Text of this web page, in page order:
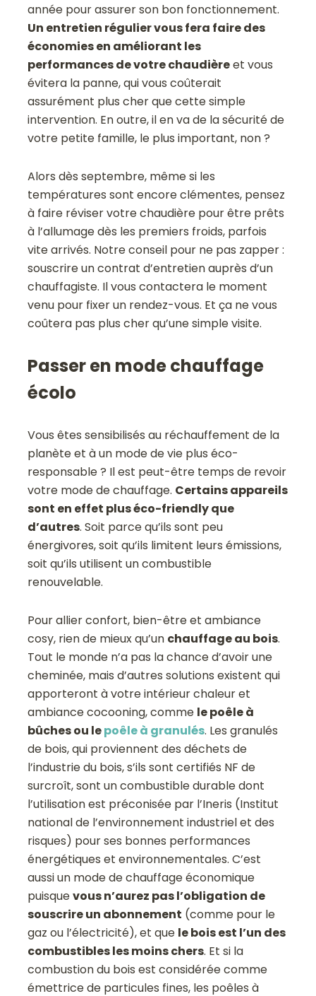
année pour assurer son bon fonctionnement.
Un entretien régulier vous fera faire des
économies en améliorant les
performances de votre chaudièreet vous
évitera la panne, qui vous coûterait
assurément plus cher que cette simple
intervention. En outre, il en va de la sécurité de
votre petite famille, le plus important, non ?
Alors dès septembre, même si les
températures sont encore clémentes, pensez
à faire réviser votre chaudière pour être prêts
à l’allumage dès les premiers froids, parfois
vite arrivés. Notre conseil pour ne pas zapper :
souscrire un contrat d’entretien auprès d’un
chauffagiste. Il vous contactera le moment
venu pour fixer un rendez-vous. Et ça ne vous
coûtera pas plus cher qu’une simple visite.
Passer en mode chauffage
écolo
Vous êtes sensibilisés au réchauffement de la
planète et à un mode de vie plus éco-
responsable ? Il est peut-être temps de revoir
votre mode de chauffage. Certains appareils
sont en effet plus éco-friendly que
d’autres. Soit parce qu’ils sont peu
énergivores, soit qu’ils limitent leurs émissions,
soit qu’ils utilisent un combustible
renouvelable.
Pour allier confort, bien-être et ambiance
cosy, rien de mieux qu’un chauffage au bois.
Tout le monde n’a pas la chance d’avoir une
cheminée, mais d’autres solutions existent qui
apporteront à votre intérieur chaleur et
ambiance cocooning, comme le poêle à
bûches ou lepoêle à granulés. Les granulés
de bois, qui proviennent des déchets de
l’industrie du bois, s’ils sont certifiés NF de
surcroît, sont un combustible durable dont
l’utilisation est préconisée par l’Ineris (Institut
national de l’environnement industriel et des
risques) pour ses bonnes performances
énergétiques et environnementales. C’est
aussi un mode de chauffage économique
puisquevous n’aurez pas l’obligation de
souscrire un abonnement (comme pour le
gaz ou l’électricité), et que le bois est l’un des
combustibles les moins chers. Et si la
combustion du bois est considérée comme
émettrice de particules fines, les poêles à